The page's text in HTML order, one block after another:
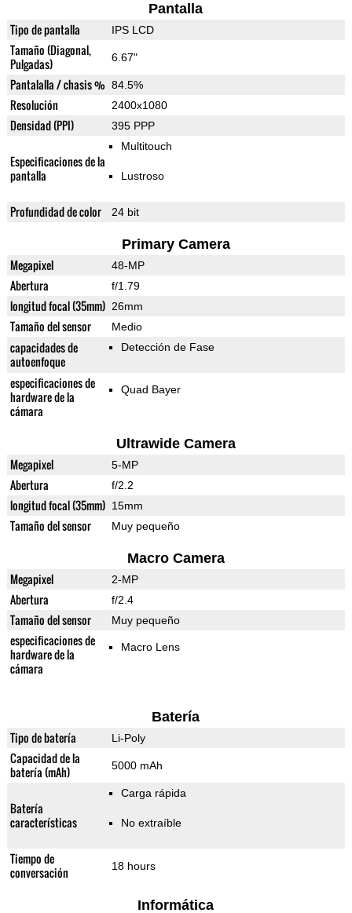
Pantalla
Tipo de pantalla IPS LCD
Tamaño (Diagonal,
Pulgadas)
6.67"
Pantalalla / chasis % 84.5%
Resolución 2400x1080
Densidad (PPI) 395 PPP
Especificaciones de la
pantalla
Multitouch
Lustroso
Profundidad de color 24 bit
Primary Camera
Megapixel 48-MP
Abertura f/1.79
longitud focal (35mm) 26mm
Tamaño del sensor Medio
capacidades de
autoenfoque
Detección de Fase
especificaciones de
hardware de la
cámara
Quad Bayer
Ultrawide Camera
Megapixel 5-MP
Abertura f/2.2
longitud focal (35mm) 15mm
Tamaño del sensor Muy pequeño
Macro Camera
Megapixel 2-MP
Abertura f/2.4
Tamaño del sensor Muy pequeño
especificaciones de
hardware de la
cámara
Macro Lens
Batería
Tipo de batería Li-Poly
Capacidad de la
batería (mAh)
5000 mAh
Batería
características
Carga rápida
No extraíble
Tiempo de
conversación
18 hours
Informática